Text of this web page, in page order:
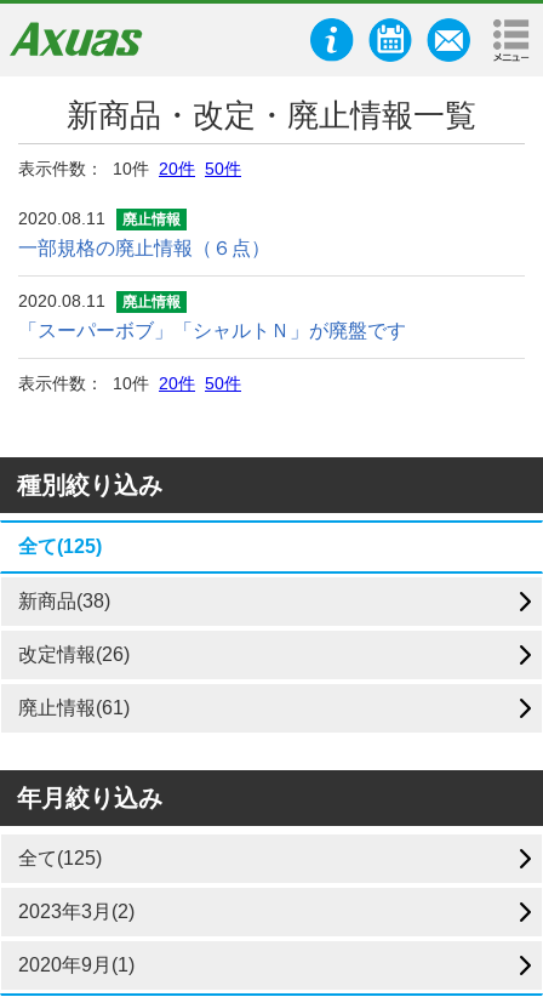
新商品・改定・廃止情報一覧
表示件数： 10件 20件 50件
2020.08.11 廃止情報
一部規格の廃止情報（６点）
2020.08.11 廃止情報
「スーパーボブ」「シャルトＮ」が廃盤です
表示件数： 10件 20件 50件
種別絞り込み
全て(125)
新商品(38)
改定情報(26)
廃止情報(61)
年月絞り込み
全て(125)
2023年3月(2)
2020年9月(1)